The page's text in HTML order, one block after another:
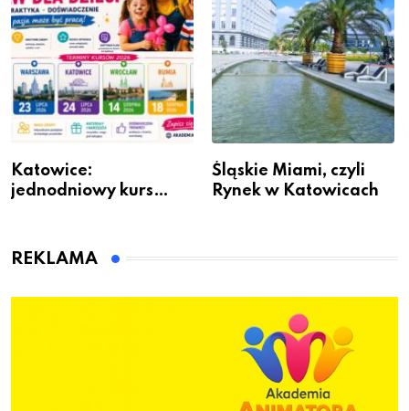
Katowice:
jednodniowy kurs
dzieci
Śląskie Miami, czyli
Rynek w Katowicach
REKLAMA